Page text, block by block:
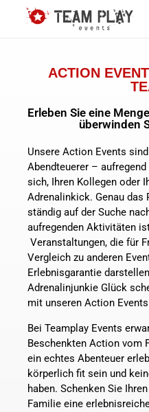
TEAMBUILDING EVENTS
Events in München
ACTION EVENTS
HORROR EVENTS
SEMINARE
WEIHNACHTSFEIER
KONTAKT
ACTION
Erleben Sie eine
überwinden
Unsere Action Events
Abendteuerer –
sich, Ihren Kollegen oder
Adrenalinkick. Genau das
ständig auf der Suche
aufregenden Aktivitäten
Veranstaltungen, die für
Vergleich zu anderen
Erlebnisgarantie
Adrenalinjunkie Glück
mit unseren Action
Bei Teamplay Events
Beschenkten Action vom
ein echtes Abenteuer
körperlich fit sein und
haben. Schenken Sie
Familie eine